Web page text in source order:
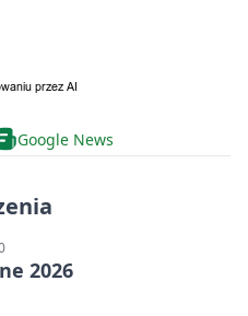
Google News
2026